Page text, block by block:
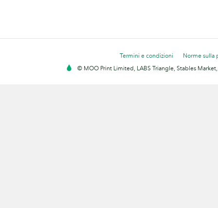
Termini e condizioni
Norme sulla
© MOO Print Limited, LABS Triangle, Stables